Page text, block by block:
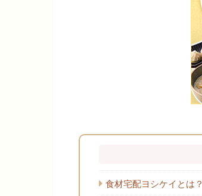
食材宅配ヨシケイとは？